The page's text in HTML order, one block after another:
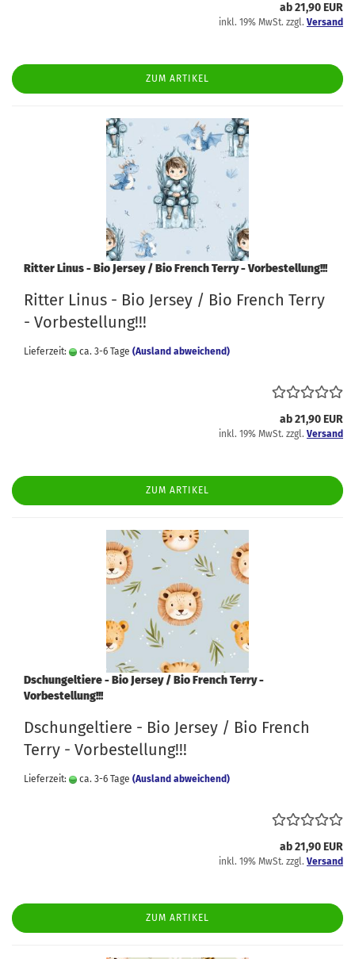
ab 21,90 EUR
inkl. 19% MwSt. zzgl. Versand
ZUM ARTIKEL
Ritter Linus - Bio Jersey / Bio French Terry - Vorbestellung!!!
Ritter Linus - Bio Jersey / Bio French Terry
- Vorbestellung!!!
Lieferzeit: ca. 3-6 Tage (Ausland abweichend)
ab 21,90 EUR
inkl. 19% MwSt. zzgl. Versand
ZUM ARTIKEL
Dschungeltiere - Bio Jersey / Bio French Terry -
Vorbestellung!!!
Dschungeltiere - Bio Jersey / Bio French
Terry - Vorbestellung!!!
Lieferzeit: ca. 3-6 Tage (Ausland abweichend)
ab 21,90 EUR
inkl. 19% MwSt. zzgl. Versand
ZUM ARTIKEL